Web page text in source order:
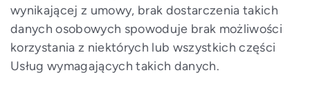
wynikającej z umowy, brak dostarczenia takich
danych osobowych spowoduje brak możliwości
korzystania z niektórych lub wszystkich części
Usług wymagających takich danych.